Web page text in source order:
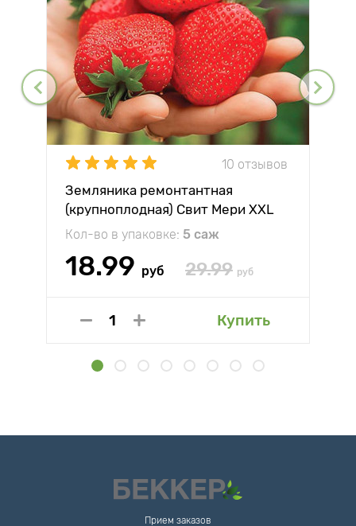
10 отзывов
Земляника ремонтантная
(крупноплодная) Свит Мери XXL
Кол-во в упаковке: 5 саж
18.99 руб 29.99 руб
Купить
Прием заказов